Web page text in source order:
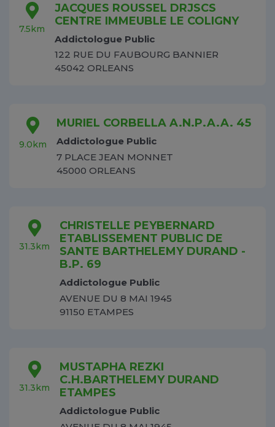
7.5km
JACQUES ROUSSEL DRJSCS
CENTRE IMMEUBLE LE COLIGNY
Addictologue Public
122 RUE DU FAUBOURG BANNIER
45042 ORLEANS
9.0km
MURIEL CORBELLA A.N.P.A.A. 45
Addictologue Public
7 PLACE JEAN MONNET
45000 ORLEANS
31.3km
CHRISTELLE PEYBERNARD
ETABLISSEMENT PUBLIC DE
SANTE BARTHELEMY DURAND -
B.P. 69
Addictologue Public
AVENUE DU 8 MAI 1945
91150 ETAMPES
31.3km
MUSTAPHA REZKI
C.H.BARTHELEMY DURAND
ETAMPES
Addictologue Public